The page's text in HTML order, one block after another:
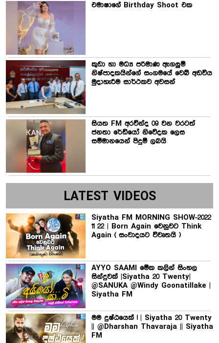
එමාෂාගේ Birthday Shoot එක
කුඩා හා මධ්‍ය පරිමාණ ඇගලුම්
නිෂ්පාදකයින්ගේ සංගමයේ වෙබ් අඩවිය
මුදාහැරීම සාර්ථකව අවසන්
සියත FM අරවින්ද 09 වන වරටත්
ජනතා රේඩියෝ නිවේදක ලෙස
සම්මානයෙන් පිදුම් ලබයි
LATEST VIDEOS
Siyatha FM MORNING SHOW-2022
11 22 | Born Again වෙනුවට Think
Again ( සංවාදයට විවෘතයි )
AYYO SAAMI මේක කලින් සිංහල
සින්දුවක් |Siyatha 20 Twenty|
@SANUKA @Windy Goonatillake |
Siyatha FM
මම දුෂ්ඨයෙක් ! | Siyatha 20 Twenty
|| @Dharshan Thavaraja || Siyatha
FM